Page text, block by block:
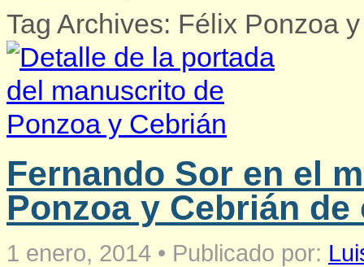
Tag Archives: Félix Ponzoa
Fernando Sor en el
Ponzoa y Cebrián de
1 enero, 2014 • Publicado por: